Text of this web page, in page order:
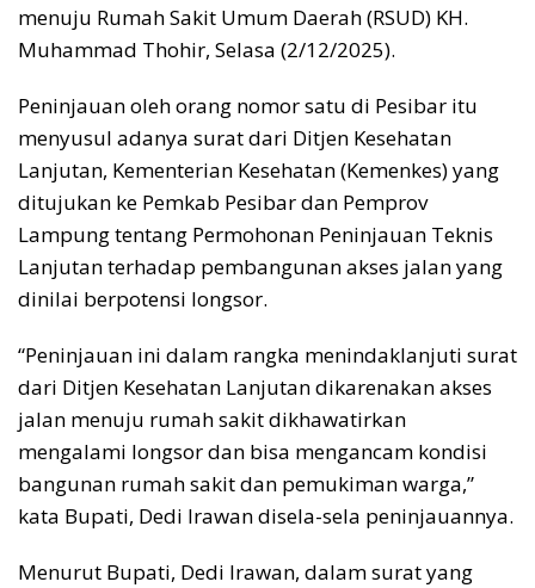
menuju Rumah Sakit Umum Daerah (RSUD) KH.
Muhammad Thohir, Selasa (2/12/2025).
Peninjauan oleh orang nomor satu di Pesibar itu
menyusul adanya surat dari Ditjen Kesehatan
Lanjutan, Kementerian Kesehatan (Kemenkes) yang
ditujukan ke Pemkab Pesibar dan Pemprov
Lampung tentang Permohonan Peninjauan Teknis
Lanjutan terhadap pembangunan akses jalan yang
dinilai berpotensi longsor.
“Peninjauan ini dalam rangka menindaklanjuti surat
dari Ditjen Kesehatan Lanjutan dikarenakan akses
jalan menuju rumah sakit dikhawatirkan
mengalami longsor dan bisa mengancam kondisi
bangunan rumah sakit dan pemukiman warga,”
kata Bupati, Dedi Irawan disela-sela peninjauannya.
Menurut Bupati, Dedi Irawan, dalam surat yang